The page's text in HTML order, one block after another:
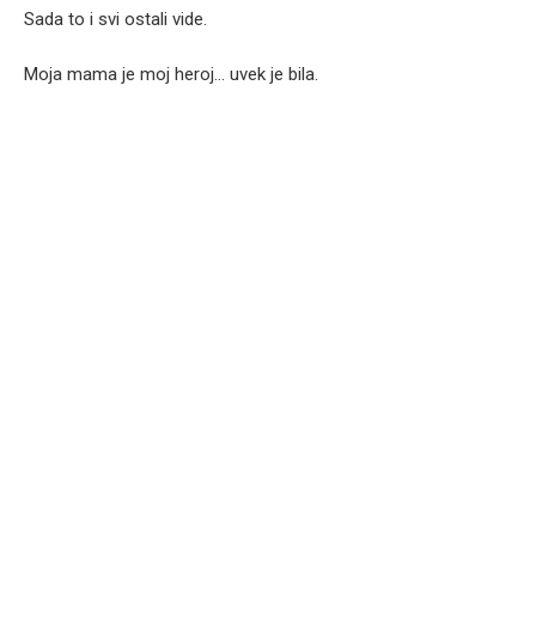
Sada to i svi ostali vide.
Moja mama je moj heroj… uvek je bila.